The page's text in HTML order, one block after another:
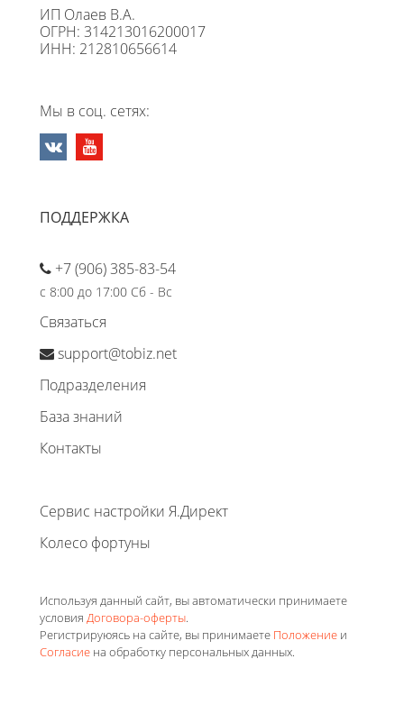
ИП Олаев В.А.
ОГРН: 314213016200017
ИНН: 212810656614
Мы в соц. сетях:
ПОДДЕРЖКА
+7 (906) 385-83-54
с 8:00 до 17:00 Сб - Вс
Связаться
support@tobiz.net
Подразделения
База знаний
Контакты
Сервис настройки Я.Директ
Колесо фортуны
Используя данный сайт, вы автоматически принимаете
условия Договора-оферты.
Регистрируюясь на сайте, вы принимаете Положение и
Согласие на обработку персональных данных.